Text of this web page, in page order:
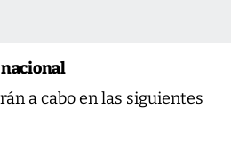
a cabo en las siguientes